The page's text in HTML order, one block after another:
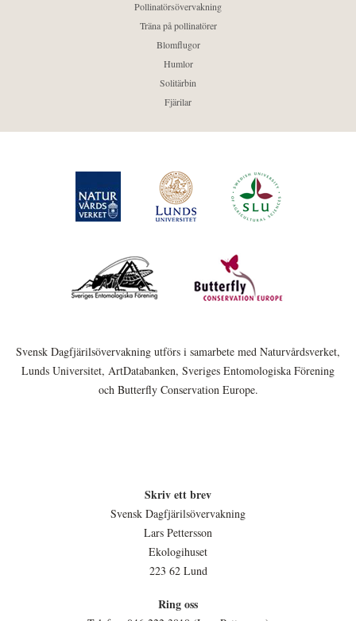
Pollinatörsövervakning
Träna på pollinatörer
Blomflugor
Humlor
Solitärbin
Fjärilar
Svensk Dagfjärilsövervakning utförs i samarbete med Naturvårdsverket,
Lunds Universitet, ArtDatabanken, Sveriges Entomologiska Förening
och Butterfly Conservation Europe.
Skriv ett brev
Svensk Dagfjärilsövervakning
Lars Pettersson
Ekologihuset
223 62 Lund
Ring oss